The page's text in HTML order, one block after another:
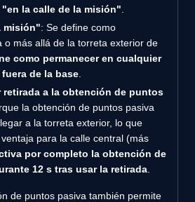
"en la calle de la misión"
misión": Se define como
o más allá de la torreta exterior de
como permanecer en cualquier
de la base
retirada a la obtención de puntos
la obtención de puntos pasiva
a la torreta exterior, lo que
para la calle central (más
por completo la obtención de
12 s tras usar la retirada
de puntos pasiva también permite